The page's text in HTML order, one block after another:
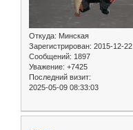
Откуда: Минская
Зарегистрирован: 2015-12-22
Сообщений: 1897
Уважение: +7425
Последний визит:
2025-05-09 08:33:03